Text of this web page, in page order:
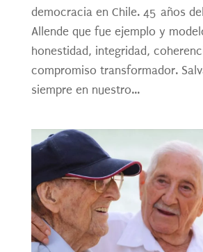
democracia en Chile. 45 años
Allende que fue ejemplo y
honestidad, integridad,
compromiso transformador.
siempre en nuestro...